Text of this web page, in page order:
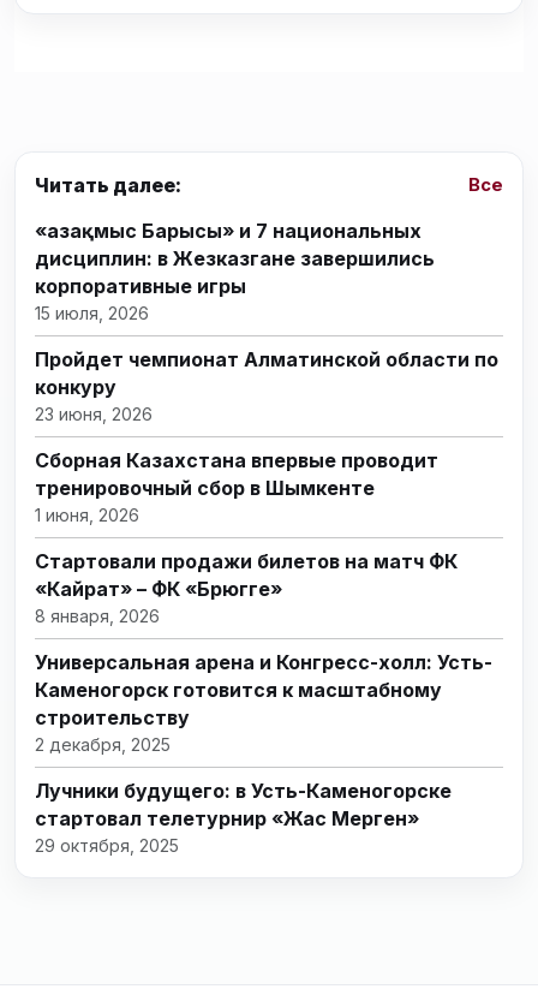
Читать далее: Все
«Қазақмыс Барысы» и 7 национальных
дисциплин: в Жезказгане завершились
корпоративные игры
15 июля, 2026
Пройдет чемпионат Алматинской области по
конкуру
23 июня, 2026
Сборная Казахстана впервые проводит
тренировочный сбор в Шымкенте
1 июня, 2026
Стартовали продажи билетов на матч ФК
«Кайрат» – ФК «Брюгге»
8 января, 2026
Универсальная арена и Конгресс-холл: Усть-
Каменогорск готовится к масштабному
строительству
2 декабря, 2025
Лучники будущего: в Усть-Каменогорске
стартовал телетурнир «Жас Мерген»
29 октября, 2025